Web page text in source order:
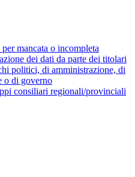
mancata o incompleta
dei dati da parte dei titolari
politici, di amministrazione, di
o di governo
consiliari regionali/provinciali